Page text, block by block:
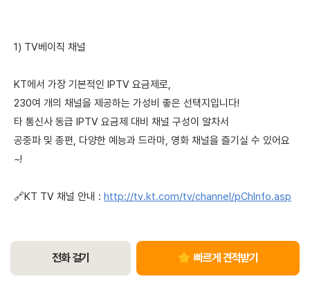
1) TV베이직 채널
KT에서 가장 기본적인 IPTV 요금제로,
230여 개의 채널을 제공하는 가성비 좋은 선택지입니다!
타 통신사 동급 IPTV 요금제 대비 채널 구성이 알차서
공중파 및 종편, 다양한 예능과 드라마, 영화 채널을 즐기실 수 있어요
~!
🔗KT TV 채널 안내 : http://tv.kt.com/tv/channel/pChInfo.asp
전화 걸기 빠르게 견적받기